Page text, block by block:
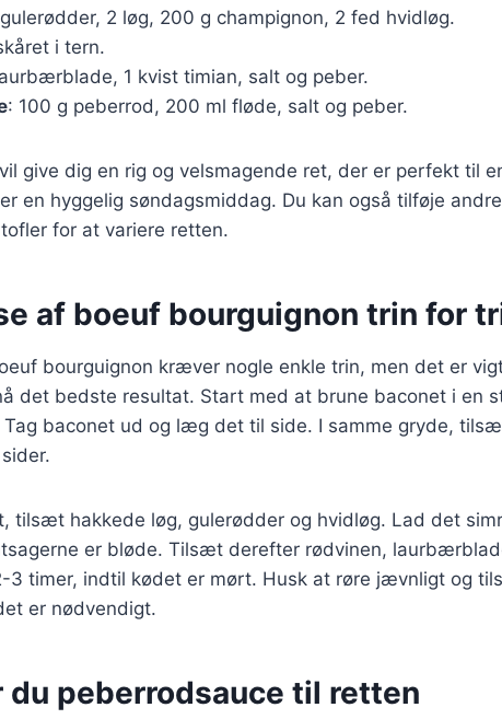
2 løg, 200 g champignon, 2 fed hvidløg.
i tern.
1 kvist timian, salt og peber.
: 100 g peberrod, 200 ml fløde, salt og peber.
give dig en rig og velsmagende ret, der er perfekt til
en hyggelig søndagsmiddag. Du kan også tilføje
for at variere retten.
af boeuf bourguignon trin for
bourguignon kræver nogle enkle trin, men det er
det bedste resultat. Start med at brune baconet i en
baconet ud og læg det til side. I samme gryde,
tilsæt hakkede løg, gulerødder og hvidløg. Lad det
er bløde. Tilsæt derefter rødvinen,
3 timer, indtil kødet er mørt. Husk at røre jævnligt og
er nødvendigt.
du peberrodsauce til retten